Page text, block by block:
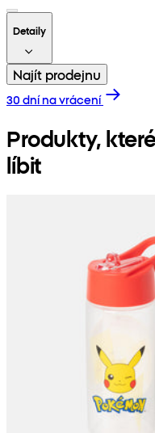
Detaily
Najít prodejnu
30 dní na vrácení
Produkty,
líbit